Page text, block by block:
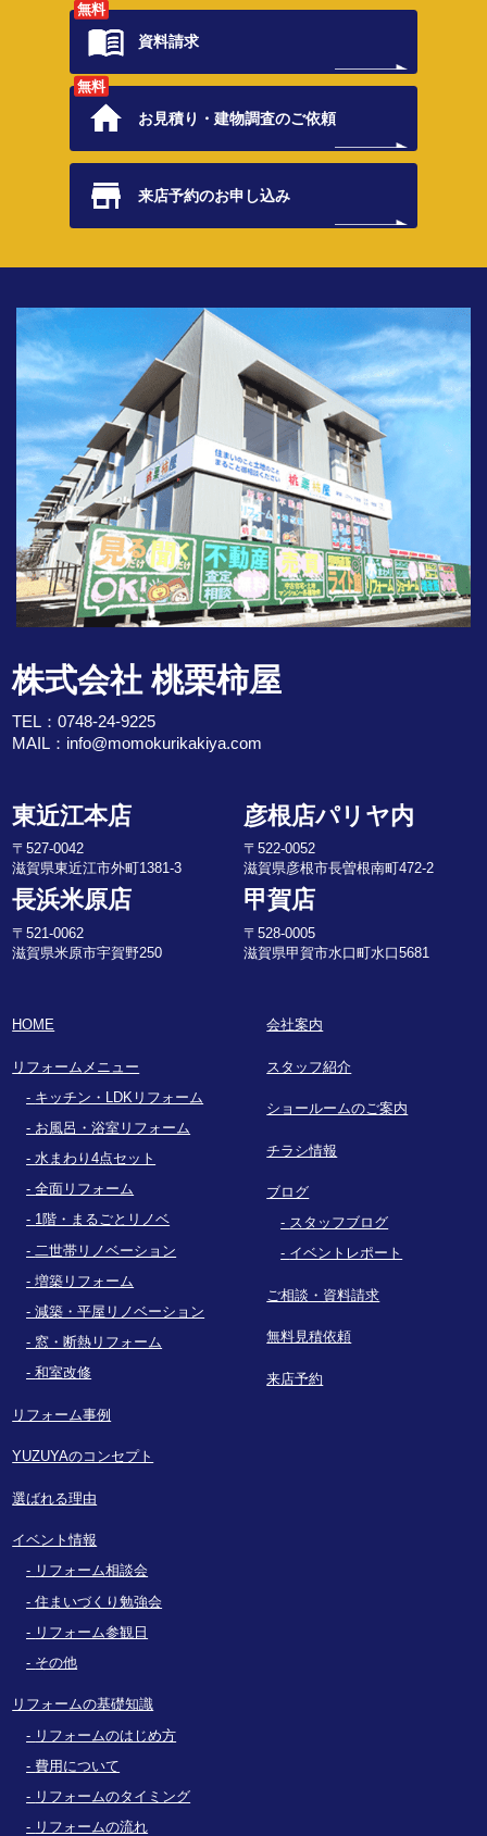
無料
資料請求
無料
お見積り・建物調査のご依頼
来店予約のお申し込み
株式会社 桃栗柿屋
TEL：0748-24-9225
MAIL： info@momokurikakiya.com
東近江本店
〒527-0042
滋賀県東近江市外町1381-3
彦根店パリヤ内
〒522-0052
滋賀県彦根市長曽根南町472-2
長浜米原店
〒521-0062
滋賀県米原市宇賀野250
甲賀店
〒528-0005
滋賀県甲賀市水口町水口5681
HOME
リフォームメニュー
キッチン・LDKリフォーム
お風呂・浴室リフォーム
水まわり4点セット
全面リフォーム
1階・まるごとリノベ
二世帯リノベーション
増築リフォーム
減築・平屋リノベーション
窓・断熱リフォーム
和室改修
リフォーム事例
YUZUYAのコンセプト
選ばれる理由
イベント情報
リフォーム相談会
住まいづくり勉強会
リフォーム参観日
その他
リフォームの基礎知識
リフォームのはじめ方
費用について
リフォームのタイミング
リフォームの流れ
会社案内
スタッフ紹介
ショールームのご案内
チラシ情報
ブログ
スタッフブログ
イベントレポート
ご相談・資料請求
無料見積依頼
来店予約